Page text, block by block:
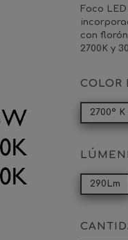
Foco
con
2700K y
COLOR
2700º
290Lm